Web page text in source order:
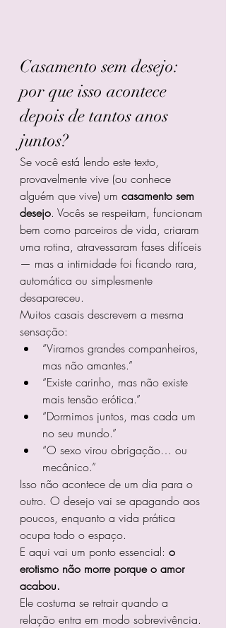
Casamento sem desejo:
por que isso acontece
depois de tantos anos
juntos?
Se você está lendo este texto,
provavelmente vive (ou conhece
alguém que vive) um casamento sem
desejo. Vocês se respeitam, funcionam
bem como parceiros de vida, criaram
uma rotina, atravessaram fases difíceis
— mas a intimidade foi ficando rara,
automática ou simplesmente
desapareceu.
Muitos casais descrevem a mesma
sensação:
“Viramos grandes companheiros,
mas não amantes.”
“Existe carinho, mas não existe
mais tensão erótica.”
“Dormimos juntos, mas cada um
no seu mundo.”
“O sexo virou obrigação… ou
mecânico.”
Isso não acontece de um dia para o
outro. O desejo vai se apagando aos
poucos, enquanto a vida prática
ocupa todo o espaço.
E aqui vai um ponto essencial: o
erotismo não morre porque o amor
acabou.
Ele costuma se retrair quando a
relação entra em modo sobrevivência.